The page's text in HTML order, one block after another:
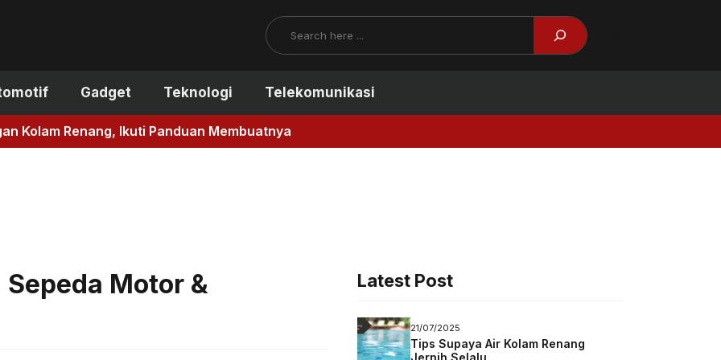
Search Facebook
Gadget Teknologi Telekomunikasi
Kolam Renang, Ikuti Panduan Membuatnya
Motor &
Latest Post
21/07/2025
Tips Supaya Air Kolam Renang
Jernih Selalu